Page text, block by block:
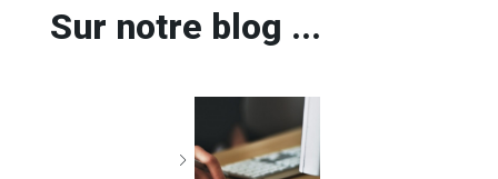
Sur notre blog ...